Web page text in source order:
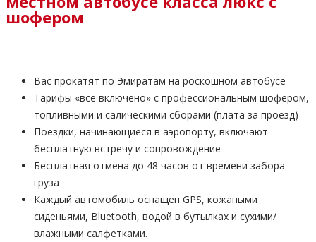
шофером
Вас прокатят по Эмиратам на роскошном автобусе
Тарифы «все включено» с профессиональным шофером,
топливными и салическими сборами (плата за проезд)
Поездки, начинающиеся в аэропорту, включают
бесплатную встречу и сопровождение
Бесплатная отмена до 48 часов от времени забора
груза
Каждый автомобиль оснащен GPS, кожаными
сиденьями, Bluetooth, водой в бутылках и сухими/
влажными салфетками.